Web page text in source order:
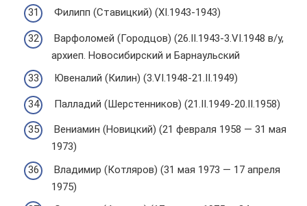
Филипп (Ставицкий) (XI.1943-1943)
Варфоломей (Городцов) (26.II.1943-3.VI.1948 в/у,
архиеп. Новосибирский и Барнаульский
Ювеналий (Килин) (3.VI.1948-21.II.1949)
Палладий (Шерстенников) (21.II.1949-20.II.1958)
Вениамин (Новицкий) (21 февраля 1958 — 31 мая
1973)
Владимир (Котляров) (31 мая 1973 — 17 апреля
1975)